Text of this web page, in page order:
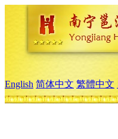
English 简体中文 繁體中文